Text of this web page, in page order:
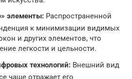
элементы: Распространенной
к минимизации видимых
и других элементов, что
легкости и цельности.
технологий: Внешний вид
чаще отражает его